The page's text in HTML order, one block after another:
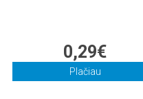
0,29€
Plačiau